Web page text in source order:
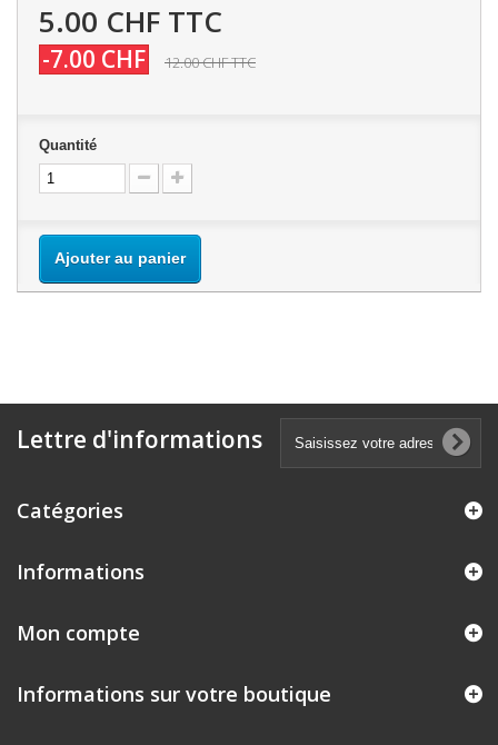
5.00 CHF TTC
-7.00 CHF 12.00 CHFTTC
Quantité
Ajouter au panier
Lettre d'informations
Catégories
Informations
Mon compte
Informations sur votre boutique